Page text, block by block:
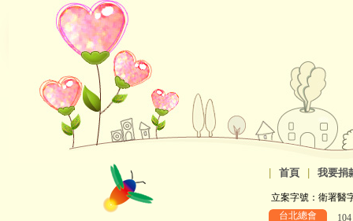
首頁 我要捐
立案字號：衛署醫
台北總會